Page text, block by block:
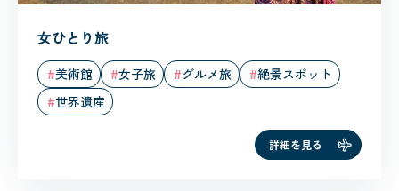
女ひとり旅
美術館 女子旅 グルメ旅
絶景スポット
世界遺産
詳細を見る